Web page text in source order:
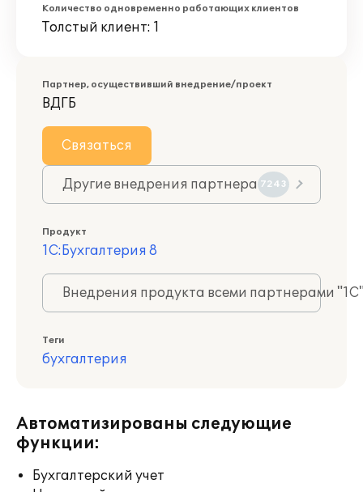
Количество одновременно работающих клиентов
Толстый клиент: 1
Партнер, осуществивший внедрение/проект
ВДГБ
Связаться
Другие внедрения партнера 7243
Продукт
1С:Бухгалтерия 8
Внедрения продукта всеми партнерами
Теги
бухгалтерия
Автоматизированы следующие
функции:
Бухгалтерский учет